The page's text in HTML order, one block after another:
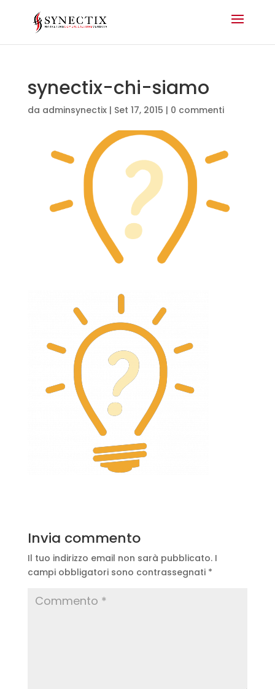
synectix-chi-siamo
da adminsynectix| Set 17, 2015 | 0 commenti
Invia commento
Il tuo indirizzo email non sarà pubblicato. I
campi obbligatori sono contrassegnati *